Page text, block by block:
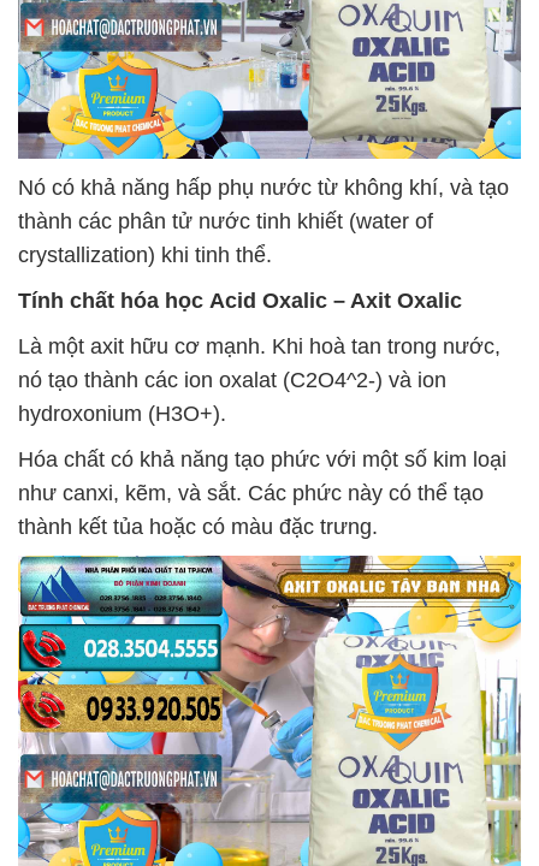
Nó có khả năng hấp phụ nước từ không khí, và tạo
thành các phân tử nước tinh khiết (water of
crystallization) khi tinh thể.
Tính chất hóa học Acid Oxalic – Axit Oxalic
Là một axit hữu cơ mạnh. Khi hoà tan trong nước,
nó tạo thành các ion oxalat (C2O4^2-) và ion
hydroxonium (H3O+).
Hóa chất có khả năng tạo phức với một số kim loại
như canxi, kẽm, và sắt. Các phức này có thể tạo
thành kết tủa hoặc có màu đặc trưng.